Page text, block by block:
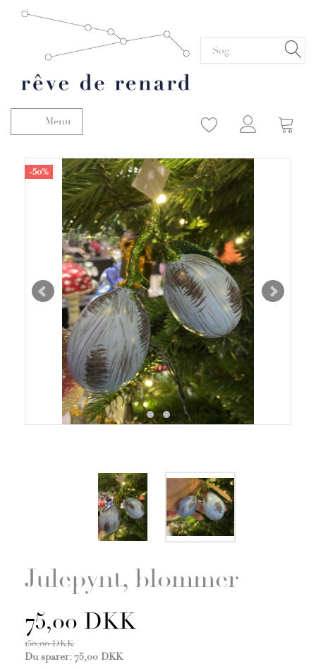
Skifte navigation
Menu
-50%
Julepynt, blommer
75,00 DKK
150,00 DKK
Du sparer: 75,00 DKK